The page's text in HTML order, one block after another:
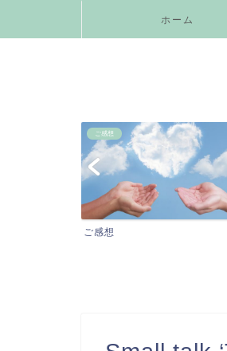
ホーム
私の日常／学び／子育て
私の日常／学び／子育て